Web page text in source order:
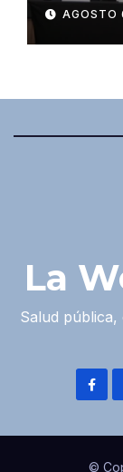
AGOSTO
La
Salud
©